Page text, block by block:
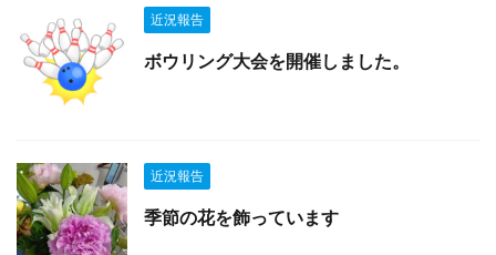
近況報告
ボウリング大会を開催しました。
近況報告
季節の花を飾っています